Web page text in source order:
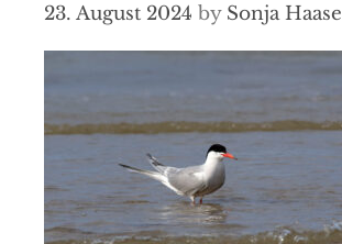
23. August 2024 by Sonja Haase